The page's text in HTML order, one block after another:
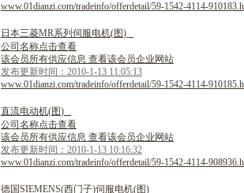
www.01dianzi.com/tradeinfo/offerdetail/59-1542-4114-
日 本三菱MR系列 伺 服电机(图)
公司名称点击查看
该会员所有供应信息 查看该会员企业网站
发布更新时间：2010-1-13 11:05:13
www.01dianzi.com/tradeinfo/offerdetail/59-1542-4114-
直流电动机(图)
公司名称点击查看
该会员所有供应信息 查看该会员企业网站
发布更新时间：2010-1-13 10:16:32
www.01dianzi.com/tradeinfo/offerdetail/59-1542-4114-
德国SIEMENS(西门子)伺 服电机(图)